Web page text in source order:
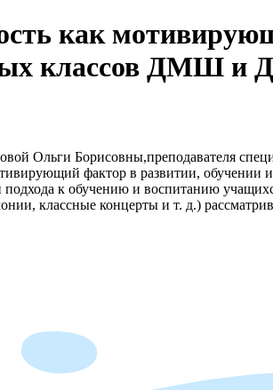
как
классов ДМШ
Ольги Борисовны,преподавателя
фактор в развитии,
подхода к обучению и воспитанию
классные концерты и т. д.)